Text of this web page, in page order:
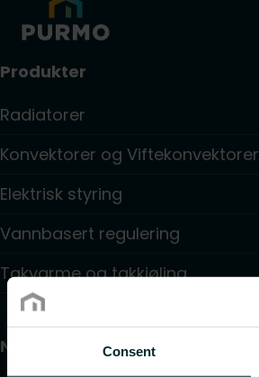
Consent
Produkter
Radiatorer
Konvektorer og Viftekonvektorer
Elektrisk styring
Vannbasert regulering
Takvarme og takkjøling
Nyttige lenker